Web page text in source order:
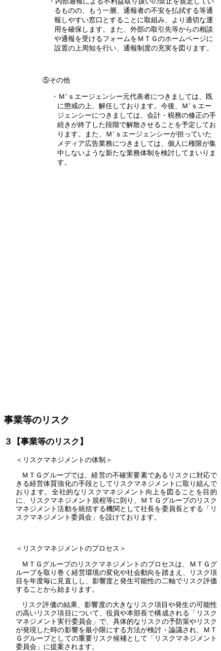
るものの、もう一層、通報者の不安を払拭する等通
報しやすい窓口とすることに取組み、より適切な運
用を確保します。また、外部の取引先等からの相談
や通報を受けるフォームをＭＴＧのホームページに
設置の上周知を行い、通報制度の充実を図ります。
⑤その他
・Ｍ’ｓエージェンシー元代表者につきましては、既
に懲戒の上、解任しております。今後、Ｍ’ｓエー
ジェンシーにつきましては、会計・税務の修正の手
続きが終了した段階で解散させることを予定してお
ります。また、Ｍ’ｓエージェンシーが担っていた
メディア広告業務につきましては、個人に権限が集
中しないような新たな業務体制を検討してまいりま
す。
事業等のリスク
３【事業等のリスク】
＜リスクマネジメントの体制＞
ＭＴＧグループでは、経営の不確実要素であるリスクに対応で
きる経営体質強化の手段としてリスクマネジメントに取り組んで
おります。全社的なリスクマネジメント向上を図ることを目的
に、リスクマネジメント規程等に則り、ＭＴＧグループのリスク
マネジメント活動を統括する機関として社長を委員長とする「リ
スクマネジメント委員会」を設けております。
＜リスクマネジメントのプロセス＞
ＭＴＧグループのリスクマネジメントのプロセスは、ＭＴＧグ
ループを取り巻く経営環境の変化や社会動向を踏まえ、リスク項
目を年度毎に見直しし、影響度と発生可能性の二軸でリスク評価
することから始まります。
リスク評価の結果、影響度の大きなリスク項目や発生の可能性
の高いリスク項目について、役員や本部長で構成される「リスク
マネジメント実行委員会」で、具体的なリスクの予防策やリスク
が発現した時の影響を最小限にする方法が検討・論議され、ＭＴ
Ｇグループとしての重要リスク候補として「リスクマネジメント
委員会」に提案されます。